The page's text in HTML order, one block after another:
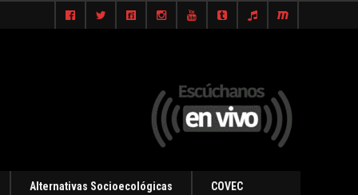
Alternativas Socioecológicas COVEC